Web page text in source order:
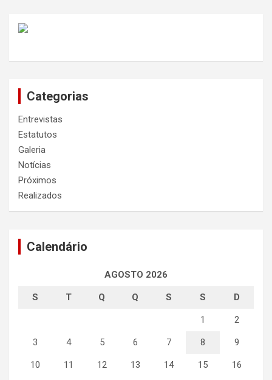
Categorias
Entrevistas
Estatutos
Galeria
Notícias
Próximos
Realizados
Calendário
AGOSTO 2026
S T Q Q S S D
1 2
3 4 5 6 7 8 9
10 11 12 13 14 15 16